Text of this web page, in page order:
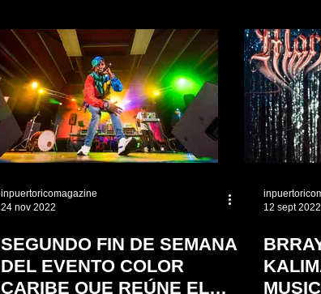
inpuertoricomagazine
24 nov 2022
SEGUNDO FIN DE SEMANA
DEL EVENTO COLOR
CARIBE QUE REÚNE EL
12 sept 2022